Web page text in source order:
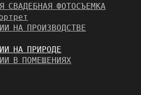
СВАДЕБНАЯ ФОТОСЪЕМКА
НА ПРОИЗВОДСТВЕ
НА ПРИРОДЕ
В ПОМЕЩЕНИЯХ